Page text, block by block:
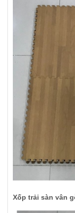
Xốp trải sàn vân